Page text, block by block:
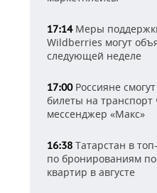
17:14Меры
Wildberries могут
следующей неделе
17:00Россияне
билеты на транспорт
мессенджер «Макс»
16:38 Татарстан в
по бронированиям
квартир в августе